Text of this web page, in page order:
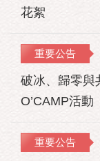
花絮
重要公告
破冰、歸零與
O’CAMP活動
重要公告